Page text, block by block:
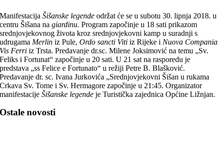
ManifestacijaŠišanske legende održat će se u subotu 30. lipnja 2018. u
centru Šišana nagiardinu. Program započinje u 18 sati prikazom
srednjovjekovnog života kroz srednjovjekovni kamp u suradnji s
udrugama Merlin iz Pule,Ordo sancti Vitiiz Rijeke i Nuova Compania
Vis Ferri iz Trsta. Predavanje dr.sc. Milene Joksimović na temu „Sv.
Feliks i Fortunat“ započinje u 20 sati. U 21 sat na rasporedu je
predstava „ss Felice e Fortunato“ u režiji Petre B. Blašković.
Predavanje dr. sc. Ivana Jurkovića „Srednjovjekovni Šišan u rukama
Crkava Sv. Tome i Sv. Hermagore započinje u 21:45. Organizator
manifestacijeŠišanske legende je Turistička zajednica Općine Ližnjan.
Ostale novosti